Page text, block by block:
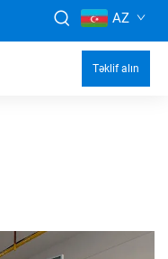
AZ
Təklif alın